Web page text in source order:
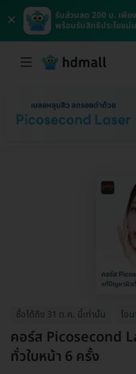
×
รับส่วนลด 200 บ. เพี
พร้อมรับสิทธิประโยชน์
ซื้อได้ถึง 31 ต.ค. นี้เท่านั้น โอ
คอร์ส Picosecond
ทั่วใบหน้า 6 ครั้ง